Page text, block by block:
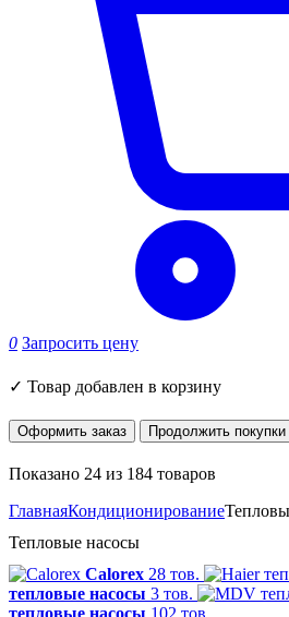
0 Запросить цену
✓ Товар добавлен в корзину
Оформить заказ Продолжить покупки
Показано 24 из 184 товаров
ГлавнаяКондиционирование
Тепловые насосы
Calorex 28 тов.
тепловые насосы 3 тов.
тепловые насосы 102 тов.